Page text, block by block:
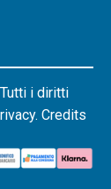
i diritti
Credits